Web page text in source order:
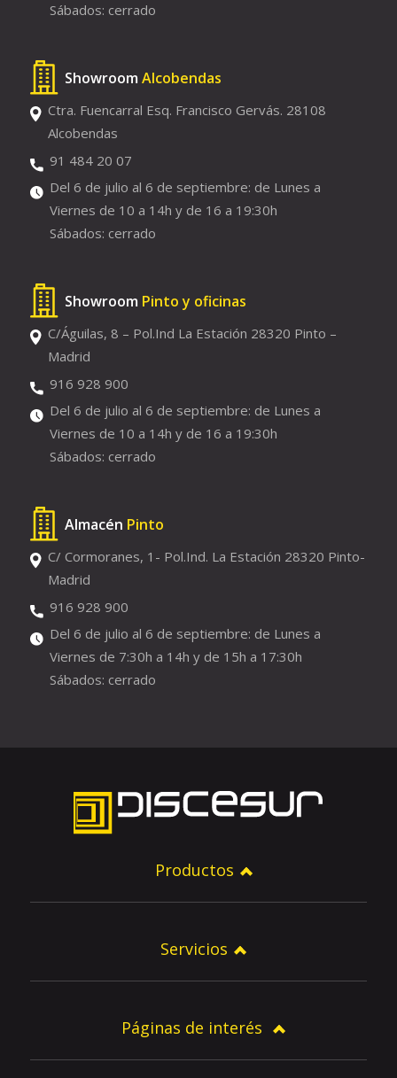
Sábados: cerrado
Showroom Alcobendas
Ctra. Fuencarral Esq. Francisco Gervás. 28108
Alcobendas
91 484 20 07
Del 6 de julio al 6 de septiembre: de Lunes a
Viernes de 10 a 14h y de 16 a 19:30h
Sábados: cerrado
Showroom Pinto y oficinas
C/Águilas, 8 – Pol.Ind La Estación 28320 Pinto –
Madrid
916 928 900
Del 6 de julio al 6 de septiembre: de Lunes a
Viernes de 10 a 14h y de 16 a 19:30h
Sábados: cerrado
Almacén Pinto
C/ Cormoranes, 1- Pol.Ind. La Estación 28320 Pinto-
Madrid
916 928 900
Del 6 de julio al 6 de septiembre: de Lunes a
Viernes de 7:30h a 14h y de 15h a 17:30h
Sábados: cerrado
Productos
Servicios
Páginas de interés